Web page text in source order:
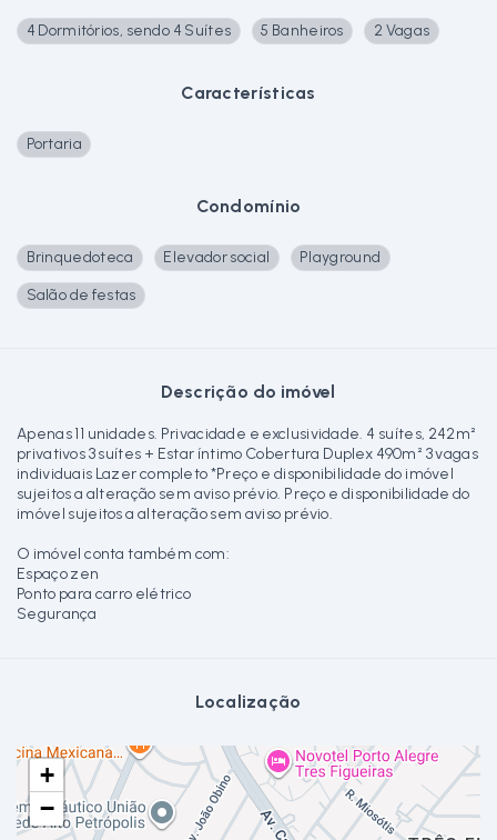
4 Dormitórios, sendo 4 Suítes 5 Banheiros 2 Vagas
Características
Portaria
Condomínio
Brinquedoteca Elevador social
Playground
Salão de festas
Descrição do imóvel
Apenas 11 unidades. Privacidade e exclusividade. 4 suítes, 242m²
privativos 3 suítes + Estar íntimo Cobertura Duplex 490m² 3 vagas
individuais Lazer completo *Preço e disponibilidade do imóvel
sujeitos a alteração sem aviso prévio. Preço e disponibilidade do
imóvel sujeitos a alteração sem aviso prévio.
O imóvel conta também com:
Espaço zen
Ponto para carro elétrico
Segurança
Localização
+
−